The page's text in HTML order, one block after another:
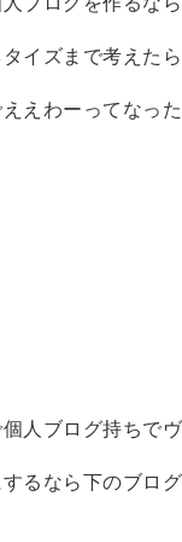
イズまで考えたら
えわーってなった
人ブログ持ちで
るなら下のブロ